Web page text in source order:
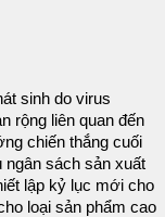
sinh do virus
rộng liên quan đến
chiến thắng cuối
sách sản xuất
lập kỷ lục mới cho
loại sản phẩm cao